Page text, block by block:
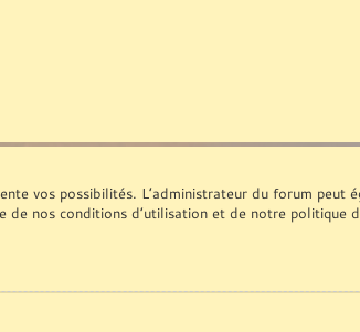
vos possibilités. L’administrateur du forum peut
de nos conditions d’utilisation et de notre